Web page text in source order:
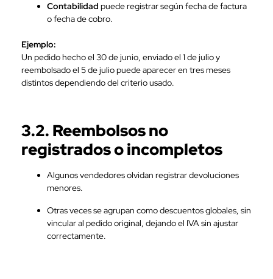
Contabilidad puede registrar según fecha de factura
o fecha de cobro.
Ejemplo:
Un pedido hecho el 30 de junio, enviado el 1 de julio y
reembolsado el 5 de julio puede aparecer en tres meses
distintos dependiendo del criterio usado.
3.2. Reembolsos no
registrados o incompletos
Algunos vendedores olvidan registrar devoluciones
menores.
Otras veces se agrupan como descuentos globales, sin
vincular al pedido original, dejando el IVA sin ajustar
correctamente.